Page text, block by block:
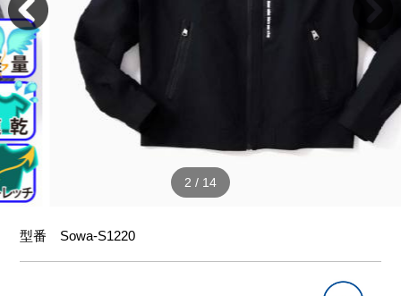
2 / 14
型番 Sowa-S1220